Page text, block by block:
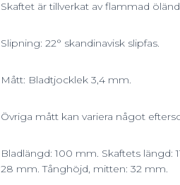
Skaftet är tillverkat av flammad
Slipning: 22° skandinavisk slipfas.
Mått: Bladtjocklek 3,4 mm.
Övriga mått kan variera något
Bladlängd: 100 mm. Skaftets längd:
28 mm. Tånghöjd, mitten: 32 mm.